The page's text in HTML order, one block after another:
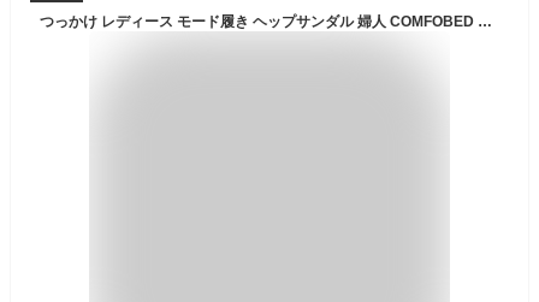
つっかけ レディース モード履き ヘップサンダル 婦人 COMFOBED 75410 ブラック 黒 オフィスサンダル 日本製 歩きやすい らくちん コンフォート 婦人用 軽量 幅広 3E 前あき 接触冷感 クッション 母の日 敬老の日 ギフト プレゼント